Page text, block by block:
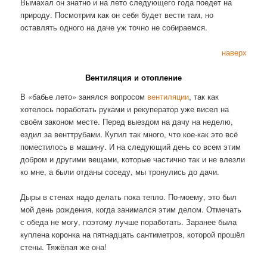
природу. Посмотрим как он себя будет вести там, но
оставлять одного на даче уж точно не собираемся.
наверх
Вентиляция и отопление
В «бабье лето» занялся вопросом вентиляции, так как
хотелось поработать руками и рекуператор уже висел на
своём законом месте. Перед выездом на дачу на неделю,
ездил за венттрубами. Купил так много, что кое-как это всё
поместилось в машину. И на следующий день со всем этим
добром и другими вещами, которые частично так и не влезли
ко мне, а были отданы соседу, мы тронулись до дачи.
Дыры в стенах надо делать пока тепло. По-моему, это был
мой день рождения, когда занимался этим делом. Отмечать
с обеда не могу, поэтому лучше поработать. Заранее была
куплена коронка на пятнадцать сантиметров, которой прошёл
стены. Тяжёлая же она!